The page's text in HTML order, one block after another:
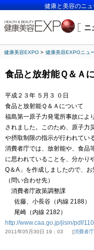
健康と美容のニ
健康美容EXPO 健康美容EXPOニュ
食品と放射能Ｑ＆Ａ
平成２３年 ５月３ ０日
食品と放射能Ｑ＆Ａについて
福島第一原子力発電所事故によ
されました。このため、原子力
や摂取制限の指示が行われてい
消費者庁では、放射能や、食品
に思われていることを、分かり
Q＆A」を作成しましたので、お
（問い合わせ先）
消費者庁政策調整課
佐藤、小長谷（内線 2188）
尾崎（内線 2182）
http://www.caa.go.jp/jisin/pdf/
2011年05月30日 19：03 消費者庁